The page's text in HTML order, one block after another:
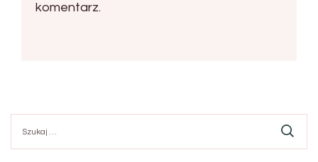
komentarz.